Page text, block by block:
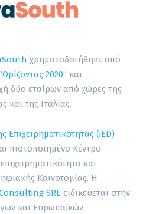
χρηματοδοτήθηκε από
Ορίζοντας 2020” και
δύο εταίρων από χώρες της
και της Ιταλίας.
Επιχειρηματικότητας (iED)
πιστοποιημένο Κέντρο
και
Καινοτομίας. Η
SRL ειδικεύεται στην
και Ευρωπαϊκών